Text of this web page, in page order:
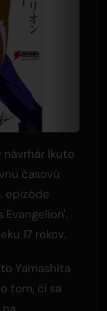
Ikuto
časovú
epizóde
17 rokov.
Yamashita
tom, či sa